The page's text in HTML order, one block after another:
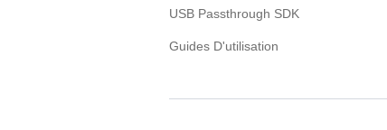
USB Passthrough SDK
Guides D'utilisation